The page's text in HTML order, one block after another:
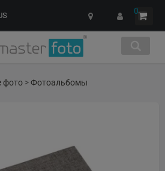
0
фото >Фотоальбомы